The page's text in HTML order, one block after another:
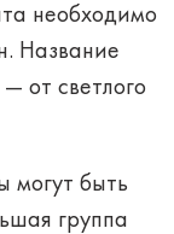
необходимо
Название
от светлого
могут быть
группа